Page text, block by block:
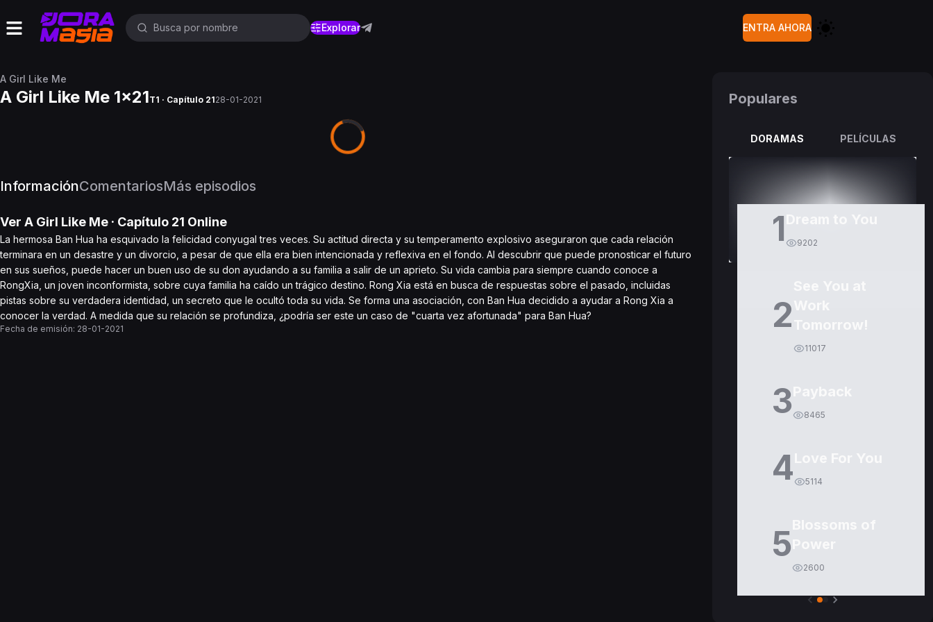
Explorar ENTRA AHORA
A Girl Like Me
A Girl Like Me 1x21T1 · Capítulo 2128-01-2021
InformaciónComentariosMás episodios
Ver A Girl Like Me · Capítulo 21 Online
La hermosa Ban Hua ha esquivado la felicidad conyugal tres veces. Su actitud directa y su temperamento explosivo aseguraron que cada relación
terminara en un desastre y un divorcio, a pesar de que ella era bien intencionada y reflexiva en el fondo. Al descubrir que puede pronosticar el futuro
en sus sueños, puede hacer un buen uso de su don ayudando a su familia a salir de un aprieto. Su vida cambia para siempre cuando conoce a
RongXia, un joven inconformista, sobre cuya familia ha caído un trágico destino. Rong Xia está en busca de respuestas sobre el pasado, incluidas
pistas sobre su verdadera identidad, un secreto que le ocultó toda su vida. Se forma una asociación, con Ban Hua decidido a ayudar a Rong Xia a
conocer la verdad. A medida que su relación se profundiza, ¿podría ser este un caso de "cuarta vez afortunada" para Ban Hua?
Fecha de emisión: 28-01-2021
Populares
DORAMAS PELÍCULAS
1 9202
2
11017
3 8465
4 5114
5
2600